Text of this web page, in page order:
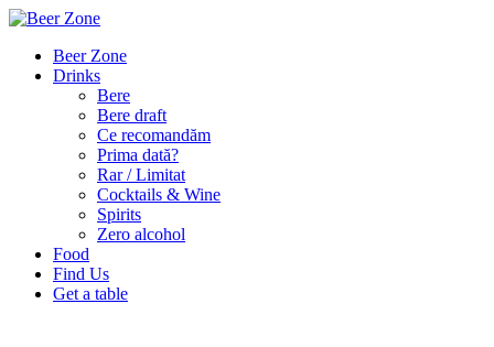
Beer Zone
Drinks
Bere
Bere draft
Ce recomandăm
Prima dată?
Rar / Limitat
Cocktails & Wine
Spirits
Zero alcohol
Food
Find Us
Get a table